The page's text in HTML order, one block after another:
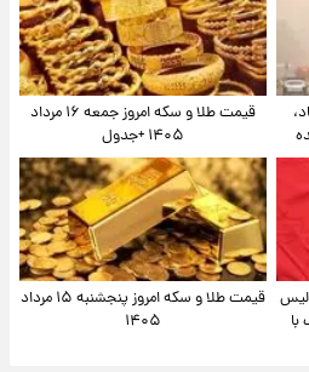
قیمت طلا و سکه امروز جمعه ۱۶ مرداد
۱۴۰۵ +جدول
قیمت طلا و سکه امروز پنجشنبه ۱۵ مرداد
۱۴۰۵